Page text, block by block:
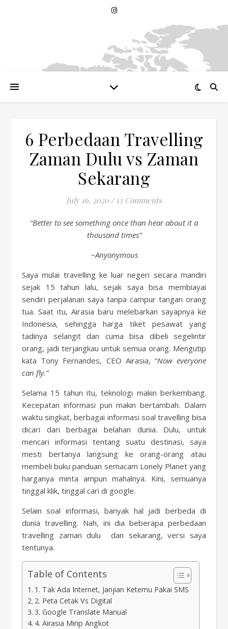
6 Perbedaan Travelling
Zaman Dulu vs Zaman
Sekarang
July 16, 2020 / 13 Comments
“Better to see something once than hear about it a
thousand times”
~Anyonymous
Saya mulai travelling ke luar negeri secara mandiri
sejak 15 tahun lalu, sejak saya bisa membiayai
sendiri perjalanan saya tanpa campur tangan orang
tua. Saat itu, Airasia baru melebarkan sayapnya ke
Indonesia, sehingga harga tiket pesawat yang
tadinya selangit dan cuma bisa dibeli segelintir
orang, jadi terjangkau untuk semua orang. Mengutip
kata Tony Fernandes, CEO Airasia, “Now everyone
can fly.”
Selama 15 tahun itu, teknologi makin berkembang.
Kecepatan informasi pun makin bertambah. Dalam
waktu singkat, berbagai informasi soal travelling bisa
dicari dari berbagai belahan dunia. Dulu, untuk
mencari informasi tentang suatu destinasi, saya
mesti bertanya langsung ke orang-orang atau
membeli buku panduan semacam Lonely Planet yang
harganya minta ampun mahalnya. Kini, semuanya
tinggal klik, tinggal cari di google.
Selain soal informasi, banyak hal jadi berbeda di
dunia travelling. Nah, ini dia beberapa perbedaan
travelling zaman dulu dan sekarang, versi saya
tentunya.
Table of Contents
1. Tak Ada Internet, Janjian Ketemu Pakai SMS
2. Peta Cetak Vs Digital
3. Google Translate Manual
4. Airasia Mirip Angkot